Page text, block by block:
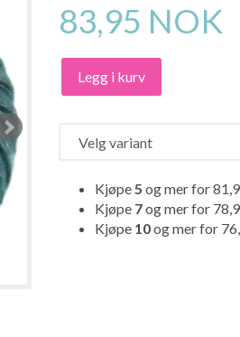
83,95 NOK
Legg i kurv
Kjøpe5 og mer for
Kjøpe 7og mer for
Kjøpe 10og mer for